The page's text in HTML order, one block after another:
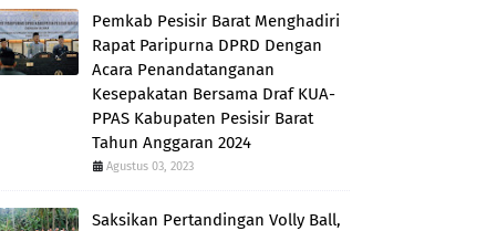
Pemkab Pesisir Barat Menghadiri
Rapat Paripurna DPRD Dengan
Acara Penandatanganan
Kesepakatan Bersama Draf KUA-
PPAS Kabupaten Pesisir Barat
Tahun Anggaran 2024
Agustus 03, 2023
Saksikan Pertandingan Volly Ball,